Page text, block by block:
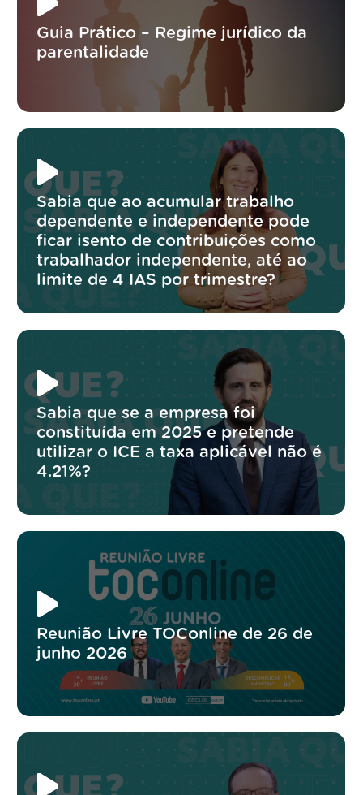
Guia Prático – Regime jurídico da
parentalidade
Sabia que ao acumular trabalho
dependente e independente pode
ficar isento de contribuições como
trabalhador independente, até ao
limite de 4 IAS por trimestre?
Sabia que se a empresa foi
constituída em 2025 e pretende
utilizar o ICE a taxa aplicável não é
4.21%?
Reunião Livre TOConline de 26 de
junho 2026